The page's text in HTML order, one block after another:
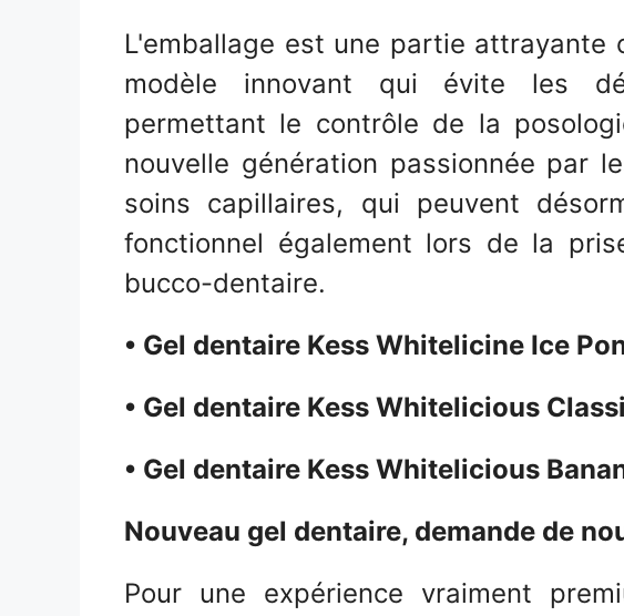
L'emballage est une partie attrayante
modèle innovant qui évite les
permettant le contrôle de la
nouvelle génération passionnée par
soins capillaires, qui peuvent
fonctionnel également lors de la
bucco-dentaire.
• Gel dentaire Kess Whitelicine Ice
• Gel dentaire Kess Whitelicious
• Gel dentaire Kess Whitelicious
Nouveau gel dentaire, demande de
Pour une expérience vraiment